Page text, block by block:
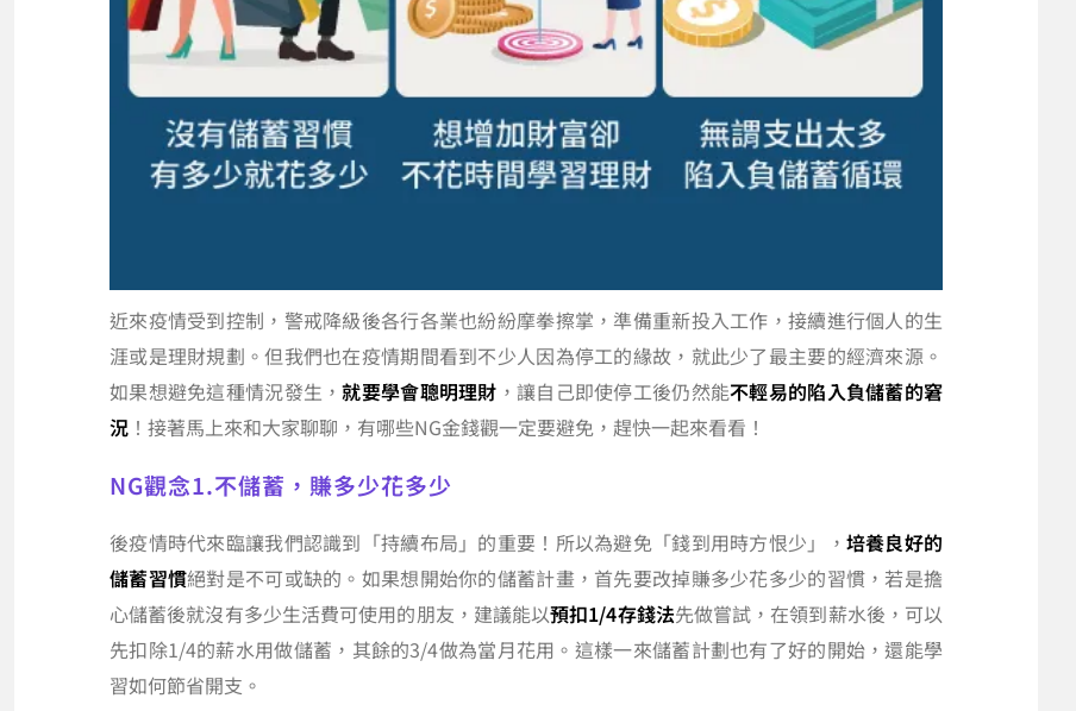
近來疫情受到控制，警戒降級後各行各業也紛紛摩拳擦掌，準備重新投入工作，接續進行個人的生
涯或是理財規劃。但我們也在疫情期間看到不少人因為停工的緣故，就此少了最主要的經濟來源。
如果想避免這種情況發生，就要學會聰明理財 ，讓自己即使停工後仍然能不輕易的陷入負儲蓄的窘
況 ！接著馬上來和大家聊聊，有哪些NG金錢觀一定要避免，趕快一起來看看！
NG觀念1.不儲蓄，賺多少花多少
後疫情時代來臨讓我們認識到「持續布局」的重要！所以為避免「錢到用時方恨少」， 培養良好的
儲蓄習慣絕對是不可或缺的。如果想開始你的儲蓄計畫，首先要改掉賺多少花多少的習慣，若是擔
心儲蓄後就沒有多少生活費可使用的朋友，建議能以預扣1/4存錢法先做嘗試，在領到薪水後，可以
先扣除1/4的薪水用做儲蓄，其餘的3/4做為當月花用。這樣一來儲蓄計劃也有了好的開始，還能學
習如何節省開支。